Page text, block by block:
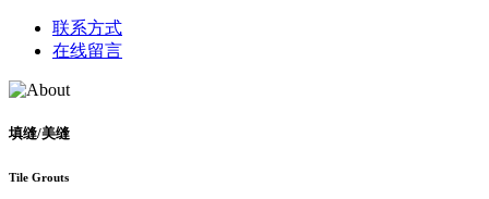
联系方式
在线留言
填缝/美缝
Tile Grouts